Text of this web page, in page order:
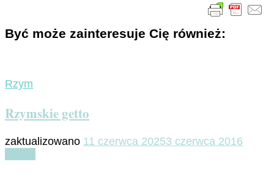
Być może zainteresuje Cię również:
Rzym
Rzymskie getto
zaktualizowano 11 czerwca 20253 czerwca 2016